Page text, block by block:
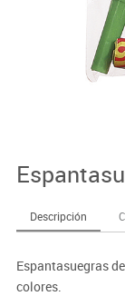
Descripción
Espantasuegras
colores.